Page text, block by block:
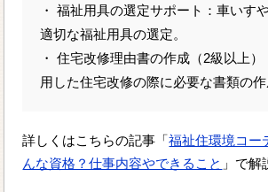
・ 福祉用具の選定サポート：車いす
適切な福祉用具の選定。
・ 住宅改修理由書の作成（2級以上）
用した住宅改修の際に必要な書類の作
詳しくはこちらの記事「福祉住環境コー
んな資格？仕事内容やできること 」で解